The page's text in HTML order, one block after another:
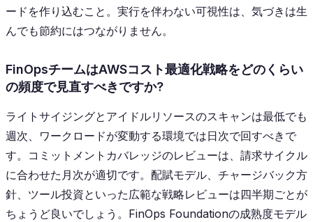
ードを作り込むこと。実行を伴わない可視性は、気づきは生
んでも節約にはつながりません。
FinOpsチームはAWSコスト最適化戦略をどのくらい
の頻度で見直すべきですか?
ライトサイジングとアイドルリソースのスキャンは最低でも
週次、ワークロードが変動する環境では日次で回すべきで
す。コミットメントカバレッジのレビューは、請求サイクル
に合わせた月次が適切です。配賦モデル、チャージバック方
針、ツール投資といった広範な戦略レビューは四半期ごとが
ちょうど良いでしょう。FinOps Foundationの成熟度モデル